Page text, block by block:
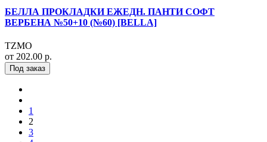
БЕЛЛА ПРОКЛАДКИ ЕЖЕДН. ПАНТИ СОФТ
ВЕРБЕНА №50+10 (№60) [BELLA]
TZMO
от 202.00 р.
Под заказ
1
2
3